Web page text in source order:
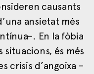
causants
ansietat més
En la fòbia
situacions, és més
crisis d’angoixa –